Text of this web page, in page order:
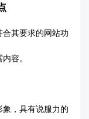
其要求的网站功
容。
，具有说服力的